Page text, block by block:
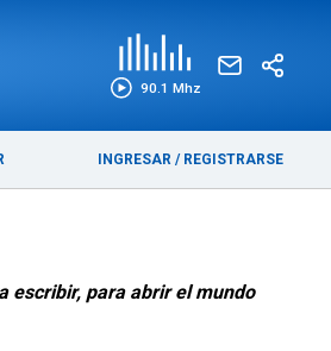
90.1 Mhz
INGRESAR / REGISTRARSE
escribir, para abrir el mundo